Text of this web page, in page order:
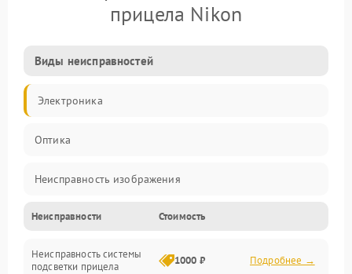
прицела Nikon
Виды неисправностей
Электроника
Оптика
Неисправность изображения
Механические повреждения
Неисправность фокусировки и оптики
Неисправности Стоимость
Неисправность системы
подсветки прицела
1000 ₽ Подробнее →